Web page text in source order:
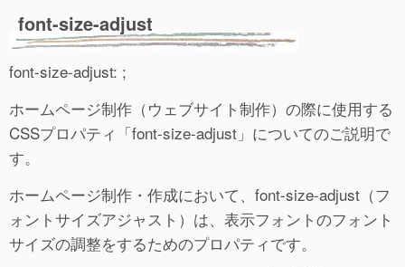
font-size-adjust
font-size-adjust: ;
ホームページ制作（ウェブサイト制作）の際に使用する
CSSプロパティ「font-size-adjust」についてのご説明で
す。
ホームページ制作・作成において、font-size-adjust（フ
ォントサイズアジャスト）は、表示フォントのフォント
サイズの調整をするためのプロパティです。